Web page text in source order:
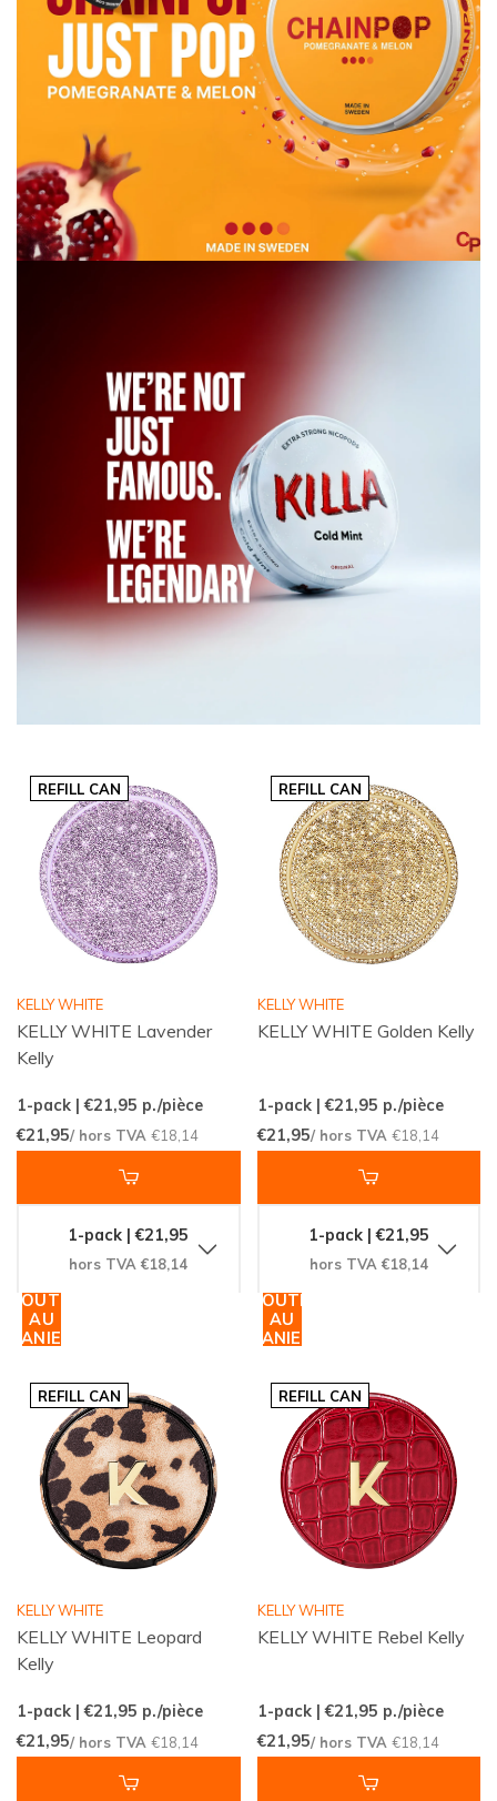
REFILL CAN
KELLY WHITE
KELLY WHITE Lavender
Kelly
1-pack | €21,95 p./pièce
€21,95/ hors TVA €18,14
1-pack | €21,95
hors TVA €18,14
AJOUTER
AU
PANIER
REFILL CAN
KELLY WHITE
KELLY WHITE Golden Kelly
1-pack | €21,95 p./pièce
€21,95/ hors TVA €18,14
1-pack | €21,95
hors TVA €18,14
AJOUTER
AU
PANIER
REFILL CAN
KELLY WHITE
KELLY WHITE Leopard
Kelly
1-pack | €21,95 p./pièce
€21,95/ hors TVA €18,14
REFILL CAN
KELLY WHITE
KELLY WHITE Rebel Kelly
1-pack | €21,95 p./pièce
€21,95/ hors TVA €18,14